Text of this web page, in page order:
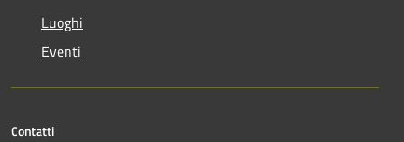
Luoghi
Eventi
Contatti